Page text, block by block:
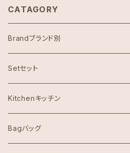
CATAGORY
Brandブランド別
ハワイ限定スヌーピー
Abercrombie & Fitch アバクロンビー
Aulani Disneyアウラニディズニー
Setセット
Kitchenキッチン
Bagバッグ